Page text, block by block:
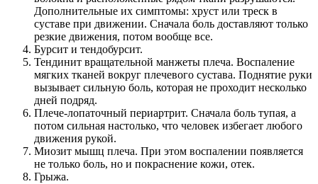
Дополнительные их симптомы: хруст или треск в
суставе при движении. Сначала боль доставляют только
резкие движения, потом вообще все.
Бурсит и тендобурсит.
Тендинит вращательной манжеты плеча. Воспаление
мягких тканей вокруг плечевого сустава. Поднятие руки
вызывает сильную боль, которая не проходит несколько
дней подряд.
Плече-лопаточный периартрит. Сначала боль тупая, а
потом сильная настолько, что человек избегает любого
движения рукой.
Миозит мышц плеча. При этом воспалении появляется
не только боль, но и покраснение кожи, отек.
Грыжа.